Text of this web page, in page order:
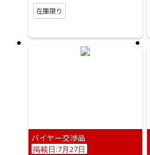
在庫限り
バイヤー交渉品
掲載日:7月27日